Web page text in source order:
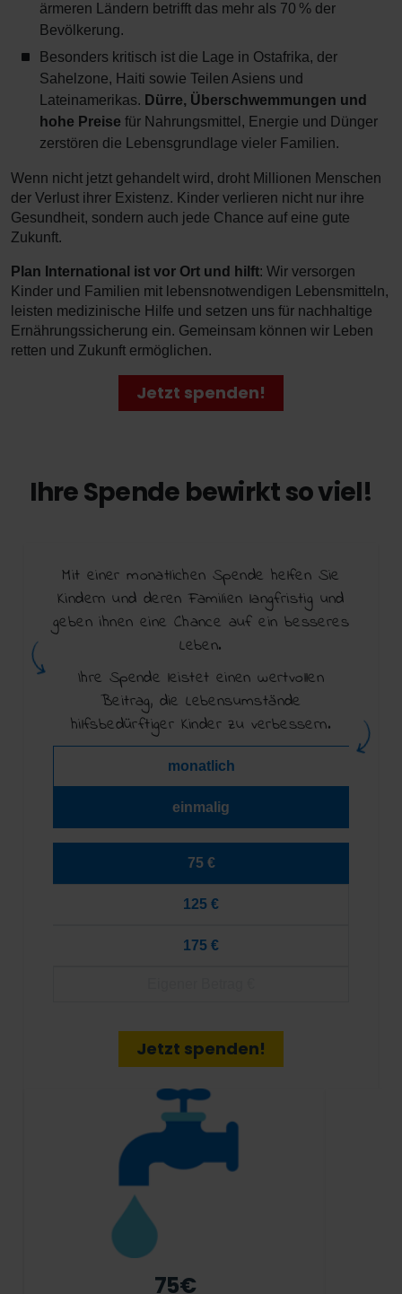
ärmeren Ländern betrifft das mehr als 70 % der
Bevölkerung.
Besonders kritisch ist die Lage in Ostafrika, der
Sahelzone, Haiti sowie Teilen Asiens und
Lateinamerikas. Dürre, Überschwemmungen und
hohe Preise für Nahrungsmittel, Energie und Dünger
zerstören die Lebensgrundlage vieler Familien.
Wenn nicht jetzt gehandelt wird, droht Millionen Menschen
der Verlust ihrer Existenz. Kinder verlieren nicht nur ihre
Gesundheit, sondern auch jede Chance auf eine gute
Zukunft.
Plan International ist vor Ort und hilft: Wir versorgen
Kinder und Familien mit lebensnotwendigen Lebensmitteln,
leisten medizinische Hilfe und setzen uns für nachhaltige
Ernährungssicherung ein. Gemeinsam können wir Leben
retten und Zukunft ermöglichen.
Jetzt spenden!
Ihre Spende bewirkt so viel!
Mit einer monatlichen Spende helfen Sie
Kindern und deren Familien langfristig und
geben ihnen eine Chance auf ein besseres
Leben.
Ihre Spende leistet einen wertvollen
Beitrag, die Lebensumstände
hilfsbedürftiger Kinder zu verbessern.
monatlich
einmalig
75 €
125 €
175 €
Jetzt spenden!
75€